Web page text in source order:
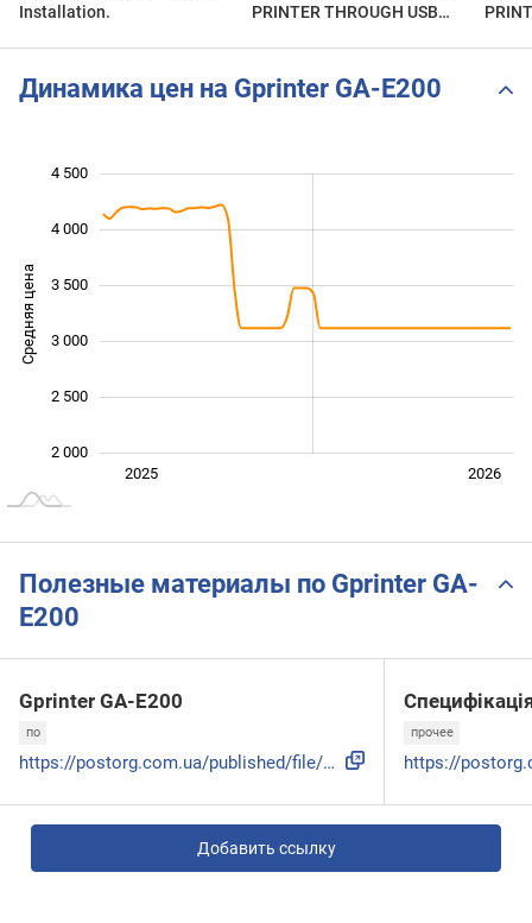
Installation.
PRINTER THROUGH USB
Динамика цен на Gprinter GA-E200
Средняя цена
2 000
2 500
3 000
3 500
4 000
4 500
Янв. 2025 2026
2025
Полезные материалы по Gprinter GA-
E200
Gprinter GA-E200
по
https://postorg.com.ua/published/file/Gprinter/Support 80mm...
прочее
Добавить ссылку